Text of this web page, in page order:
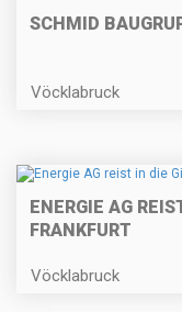
SCHMID
Vöcklabruck
ENERGIE AG
FRANKFURT
Vöcklabruck